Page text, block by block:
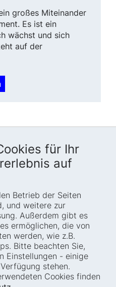
für Ihr
auf
Betrieb der Seiten
und weitere zur
Außerdem gibt es
ermöglichen, die von
werden, wie z.B.
Bitte beachten Sie,
Einstellungen - einige
stehen.
Cookies finden
großes Mit­einander
. Es ist ein
wächst und sich
auf der